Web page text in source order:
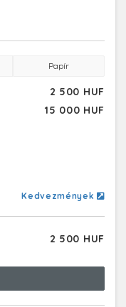
Papír
2 500 HUF
15 000 HUF
Kedvezmények
2 500 HUF